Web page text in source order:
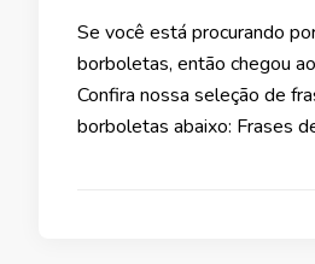
Se você está procurando
borboletas, então chegou
Confira nossa seleção de
borboletas abaixo: Frases